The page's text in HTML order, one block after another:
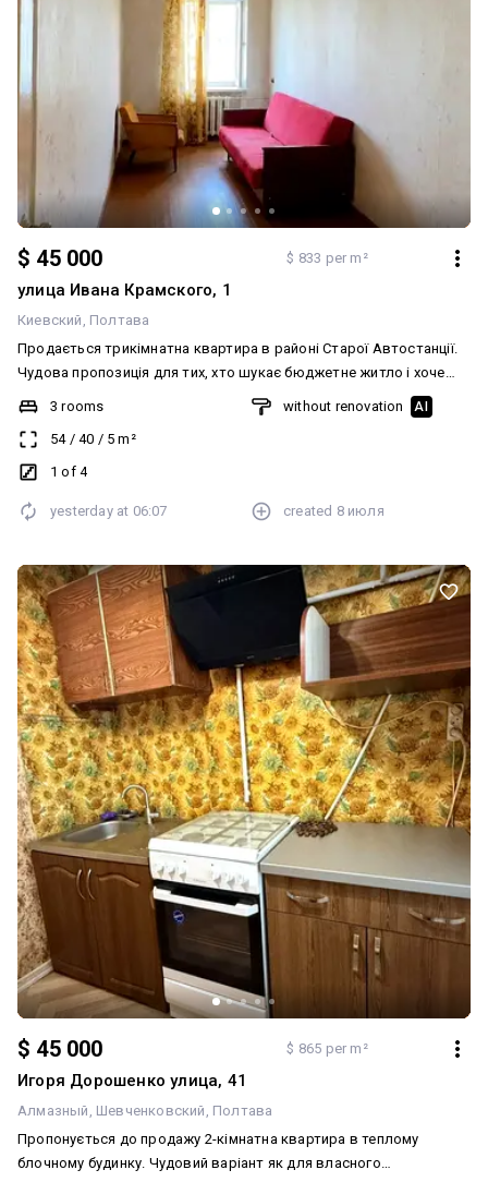
$ 45 000 $ 833 per m²
улица Ивана Крамского, 1
Киевский Полтава
Продається трикімнатна квартира в районі Старої Автостанції.
Чудова пропозиція для тих, хто шукає бюджетне житло і хоче
облаштувати інтер`єр повністю за власним смаком, не
переплачуючи за чужий ремонт. Основні характеристики:
·Загальна площа: 54 м2 ·Кількість кімнат: 3 ·Стан: потребує
ремонту, що дозволить вам реалізувати будь-які власні
металопластикові (значна економія на початковому етапі робіт).
3 rooms
54/ 40 / 5 m²
1 of 4
without renovation AI
yesterday at 06:07 created 8 июля
$ 45 000 $ 865 per m²
Игоря Дорошенко улица, 41
Алмазный Шевченковский Полтава
Пропонується до продажу 2-кімнатна квартира в теплому
блочному будинку. Чудовий варіант як для власного